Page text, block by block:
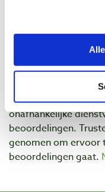
Baptist maakt
onafhankelijke
beoordelingen.
genomen om ervoor
beoordelingen gaat.